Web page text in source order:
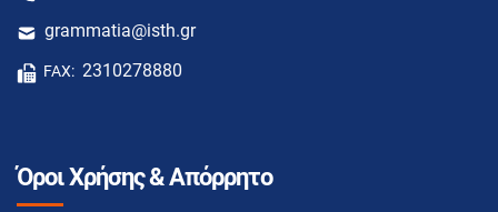
grammatia@isth.gr
FAX: 2310278880
Όροι Χρήσης & Απόρρητο